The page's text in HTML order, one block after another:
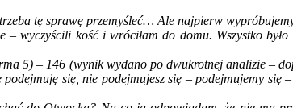
tę sprawę przemyśleć… Ale najpierw
wyczyścili kość i wróciłam do domu. Wszystko
5) – 146 (wynik wydano po dwukrotnej analizie –
się, nie podejmujesz się – podejmujemy się